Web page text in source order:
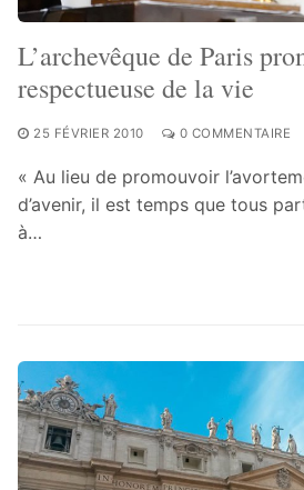
L’archevêque de Paris
respectueuse de la vie
25 FÉVRIER 2010 0 COMMENTAIRE
« Au lieu de promouvoir
d’avenir, il est temps que tous
à…